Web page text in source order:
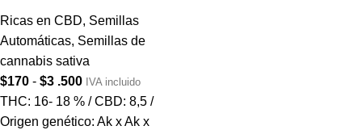
Ricas en CBD, Semillas
Automáticas, Semillas de
cannabis sativa
$170 - $3 .500 IVA incluido
THC: 16- 18 % / CBD: 8,5 /
Origen genético: Ak x Ak x